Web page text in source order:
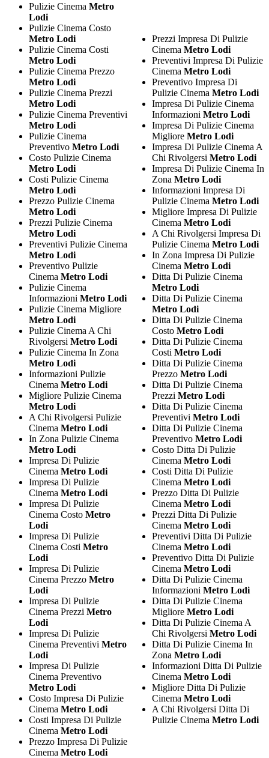
Pulizie Cinema Metro
Lodi
Pulizie Cinema Costo
Metro Lodi
Pulizie Cinema Costi
Metro Lodi
Pulizie Cinema Prezzo
Metro Lodi
Pulizie Cinema Prezzi
Metro Lodi
Pulizie Cinema Preventivi
Metro Lodi
Pulizie Cinema
Preventivo Metro Lodi
Costo Pulizie Cinema
Metro Lodi
Costi Pulizie Cinema
Metro Lodi
Prezzo Pulizie Cinema
Metro Lodi
Prezzi Pulizie Cinema
Metro Lodi
Preventivi Pulizie Cinema
Metro Lodi
Preventivo Pulizie
Cinema Metro Lodi
Pulizie Cinema
Informazioni Metro Lodi
Pulizie Cinema Migliore
Metro Lodi
Pulizie Cinema A Chi
Rivolgersi Metro Lodi
Pulizie Cinema In Zona
Metro Lodi
Informazioni Pulizie
Cinema Metro Lodi
Migliore Pulizie Cinema
Metro Lodi
A Chi Rivolgersi Pulizie
Cinema Metro Lodi
In Zona Pulizie Cinema
Metro Lodi
Impresa Di Pulizie
Cinema Metro Lodi
Impresa Di Pulizie
Cinema Metro Lodi
Impresa Di Pulizie
Cinema Costo Metro
Lodi
Impresa Di Pulizie
Cinema Costi Metro
Lodi
Impresa Di Pulizie
Cinema Prezzo Metro
Lodi
Impresa Di Pulizie
Cinema Prezzi Metro
Lodi
Impresa Di Pulizie
Cinema Preventivi Metro
Lodi
Impresa Di Pulizie
Cinema Preventivo
Metro Lodi
Costo Impresa Di Pulizie
Cinema Metro Lodi
Costi Impresa Di Pulizie
Cinema Metro Lodi
Prezzo Impresa Di Pulizie
Cinema Metro Lodi
Prezzi Impresa Di Pulizie
CinemaMetro Lodi
Preventivi Impresa Di Pulizie
CinemaMetro Lodi
Preventivo Impresa Di
Pulizie CinemaMetro Lodi
Impresa Di Pulizie Cinema
InformazioniMetro Lodi
Impresa Di Pulizie Cinema
MiglioreMetro Lodi
Impresa Di Pulizie Cinema A
Chi RivolgersiMetro Lodi
Impresa Di Pulizie Cinema In
ZonaMetro Lodi
Informazioni Impresa Di
Pulizie CinemaMetro Lodi
Migliore Impresa Di Pulizie
CinemaMetro Lodi
A Chi Rivolgersi Impresa Di
Pulizie CinemaMetro Lodi
In Zona Impresa Di Pulizie
CinemaMetro Lodi
Ditta Di Pulizie Cinema
Metro Lodi
Ditta Di Pulizie Cinema
Metro Lodi
Ditta Di Pulizie Cinema
CostoMetro Lodi
Ditta Di Pulizie Cinema
CostiMetro Lodi
Ditta Di Pulizie Cinema
PrezzoMetro Lodi
Ditta Di Pulizie Cinema
PrezziMetro Lodi
Ditta Di Pulizie Cinema
PreventiviMetro Lodi
Ditta Di Pulizie Cinema
PreventivoMetro Lodi
Costo Ditta Di Pulizie
CinemaMetro Lodi
Costi Ditta Di Pulizie
CinemaMetro Lodi
Prezzo Ditta Di Pulizie
CinemaMetro Lodi
Prezzi Ditta Di Pulizie
CinemaMetro Lodi
Preventivi Ditta Di Pulizie
CinemaMetro Lodi
Preventivo Ditta Di Pulizie
CinemaMetro Lodi
Ditta Di Pulizie Cinema
InformazioniMetro Lodi
Ditta Di Pulizie Cinema
MiglioreMetro Lodi
Ditta Di Pulizie Cinema A
Chi RivolgersiMetro Lodi
Ditta Di Pulizie Cinema In
ZonaMetro Lodi
Informazioni Ditta Di Pulizie
CinemaMetro Lodi
Migliore Ditta Di Pulizie
CinemaMetro Lodi
A Chi Rivolgersi Ditta Di
Pulizie CinemaMetro Lodi